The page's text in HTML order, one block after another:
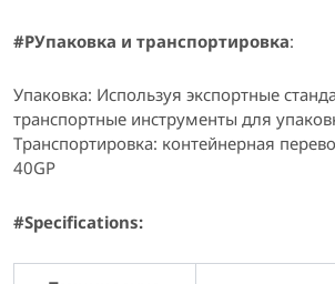
#PУпаковка и транспортировка:
Упаковка: Используя экспортные
транспортные инструменты для
Транспортировка: контейнерная
40GP
#Specifications: